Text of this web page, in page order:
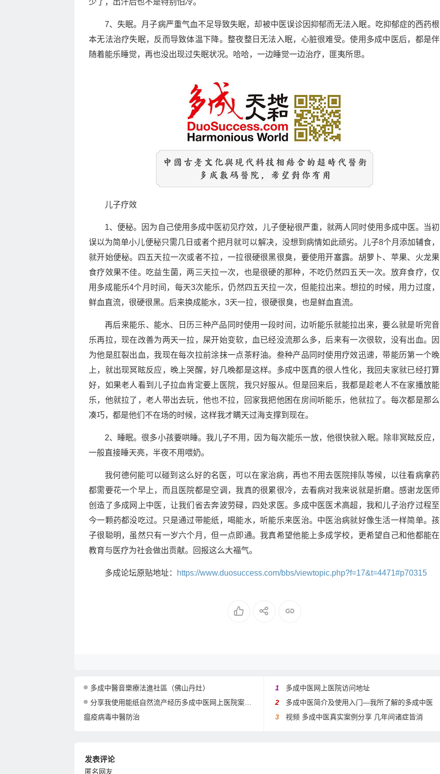
少了，出汗后也不是特别怕冷。
7、失眠。月子病严重气血不足导致失眠，却被中医误诊因抑郁而无法入眠。吃抑郁症的西药根
本无法治疗失眠，反而导致体温下降。整夜整日无法入眠，心脏很难受。使用多成中医后，都是伴
随着能乐睡觉，再也没出现过失眠状况。哈哈，一边睡觉一边治疗，匪夷所思。
儿子疗效
1、便秘。因为自己使用多成中医初见疗效，儿子便秘很严重，就两人同时使用多成中医。当初
误以为简单小儿便秘只需几日或者个把月就可以解决，没想到病情如此顽劣。儿子8个月添加辅食，
就开始便秘。四五天拉一次或者不拉，一拉很硬很黑很臭，要使用开塞露。胡萝卜、苹果、火龙果
食疗效果不佳。吃益生菌，两三天拉一次，也是很硬的那种，不吃仍然四五天一次。放弃食疗，仅
用多成能乐4个月时间，每天3次能乐，仍然四五天拉一次，但能拉出来。想拉的时候，用力过度，
鲜血直流，很硬很黑。后来换成能水，3天一拉，很硬很臭，也是鲜血直流。
再后来能乐、能水、日历三种产品同时使用一段时间，边听能乐就能拉出来，要么就是听完音
乐再拉，现在改善为两天一拉，屎开始变软，血已经没流那么多，后来有一次很软，没有出血。因
为他是肛裂出血，我现在每次拉前涂抹一点茶籽油。叁种产品同时使用疗效迅速，带能历第一个晚
上，就出现冥眩反应，晚上哭醒，好几晚都是这样。多成中医真的很人性化，我回夫家就已经打算
好，如果老人看到儿子拉血肯定要上医院，我只好服从。但是回来后，我都是趁老人不在家播放能
乐，他就拉了，老人带出去玩，他也不拉，回家我把他困在房间听能乐，他就拉了。每次都是那么
凑巧，都是他们不在场的时候，这样我才瞒天过海支撑到现在。
2、睡眠。很多小孩要哄睡。我儿子不用，因为每次能乐一放，他很快就入眠。除非冥眩反应，
一般直接睡天亮，半夜不用喂奶。
我何德何能可以碰到这么好的名医，可以在家治病，再也不用去医院排队等候，以往看病拿药
都需要花一个早上，而且医院都是空调，我真的很累很冷，去看病对我来说就是折磨。感谢龙医师
创造了多成网上中医，让我们省去奔波劳碌，四处求医。多成中医医术高超，我和儿子治疗过程至
今一颗药都没吃过。只是通过带能纸，喝能水，听能乐来医治。中医治病就好像生活一样简单。孩
子很聪明，虽然只有一岁六个月，但一点即通。我真希望他能上多成学校，更希望自己和他都能在
教育与医疗为社会做出贡献。回报这么大福气。
多成论坛原贴地址： https://www.duosuccess.com/bbs/viewtopic.php?f=17&t=4471#p70315
多成中醫音樂療法進社區（佛山丹灶）
分享我使用能纸自然流产经历多成中医网上医院案例分享
瘟疫病毒中醫防治
1
多成中医网上医院访问地址
2
多成中医简介及使用入门—我所了解的多成中医
3
视频 多成中医真实案例分享 几年间诸症皆消
发表评论
匿名网友